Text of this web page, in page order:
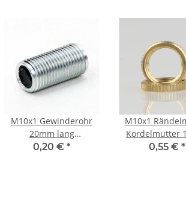
M10x1 Gewinderohr
20mm lang
Metall/Eisen verzinkt
0,20 € *
M10x1
Kordelmutter
mm0,55 € *